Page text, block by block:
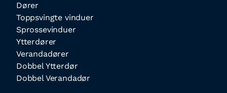
Dører
Toppsvingte vinduer
Sprossevinduer
Ytterdører
Verandadører
Dobbel Ytterdør
Dobbel Verandadør